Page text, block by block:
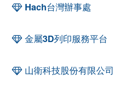
Hach台灣辦事處
金屬3D列印服務平台
山衛科技股份有限公司